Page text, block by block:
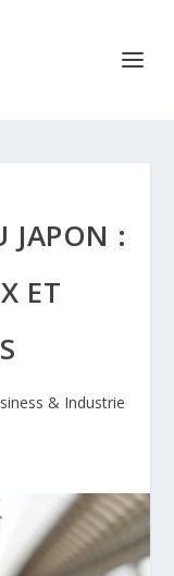
JAPON :
ET
& Industrie